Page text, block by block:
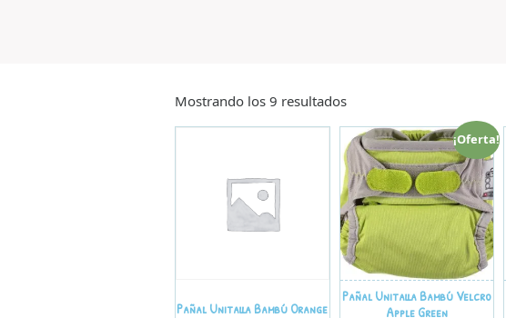
Mostrando los 9 resultados
Pañal Unitalla Bambú Orange
¡Oferta!
Pañal Unitalla Bambú Velcro
Apple Green